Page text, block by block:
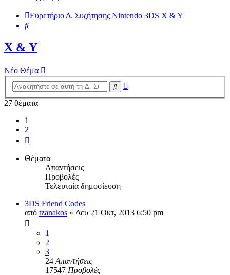
Ευρετήριο Δ. Συζήτησης Nintendo 3DS X & Y
Αναζήτηση
X & Y
Νέο Θέμα
Αναζήτηση
27 θέματα
1
2
Θέματα
Απαντήσεις
Προβολές
Τελευταία δημοσίευση
3DS Friend Codes
από tzanakos » Δευ 21 Οκτ, 2013 6:50 pm
1
2
3
24 Απαντήσεις
17547 Προβολές